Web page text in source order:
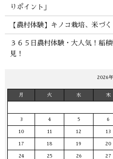
りポイント」
【農村体験】キノコ栽培、米づ
３６５日農村体験・大人気！稲
見！
2026
月 火 水 木
3 4 5 6
10 11 12 13
17 18 19 20
24 25 26 27